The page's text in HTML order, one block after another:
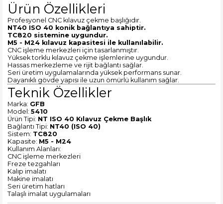
Ürün Özellikleri
Profesyonel CNC kılavuz çekme başlığıdır.
NT40 ISO 40 konik bağlantıya sahiptir.
TC820 sistemine uygundur.
M5 - M24 kılavuz kapasitesi ile kullanılabilir.
CNC işleme merkezleri için tasarlanmıştır.
Yüksek torklu kılavuz çekme işlemlerine uygundur.
Hassas merkezleme ve rijit bağlantı sağlar.
Seri üretim uygulamalarında yüksek performans sunar.
Dayanıklı gövde yapısı ile uzun ömürlü kullanım sağlar.
Teknik Özellikler
Marka: GFB
Model: 5410
Ürün Tipi: NT ISO 40 Kılavuz Çekme Başlık
Bağlantı Tipi: NT40 (ISO 40)
Sistem: TC820
Kapasite: M5 - M24
Kullanım Alanları:
CNC işleme merkezleri
Freze tezgahları
Kalıp imalatı
Makine imalatı
Seri üretim hatları
Talaşlı imalat uygulamaları